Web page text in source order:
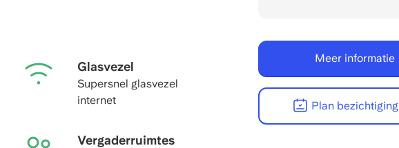
Glasvezel
Supersnel glasvezel
internet
Vergaderruimtes
Meer informatie
Plan bezichtiging